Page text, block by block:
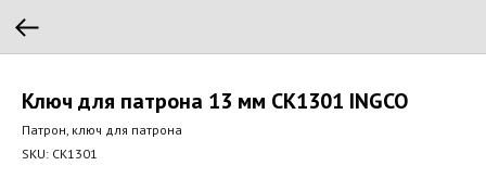
Ключ для патрона 13 мм CK1301 INGCO
Патрон, ключ для патрона
SKU: CK1301